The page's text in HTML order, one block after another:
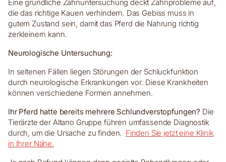
Eine gründliche Zahnuntersuchung deckt Zahnprobleme auf,
die das richtige Kauen verhindern. Das Gebiss muss in
gutem Zustand sein, damit das Pferd die Nahrung richtig
zerkleinern kann.
Neurologische Untersuchung:
In seltenen Fällen liegen Störungen der Schluckfunktion
durch neurologische Erkrankungen vor. Diese Krankheiten
können verschiedene Formen annehmen.
Ihr Pferd hatte bereits mehrere Schlundverstopfungen? Die
Tierärzte der Altano Gruppe führen umfassende Diagnostik
durch, um die Ursache zu finden. Finden Sie jetzt eine Klinik
in Ihrer Nähe.